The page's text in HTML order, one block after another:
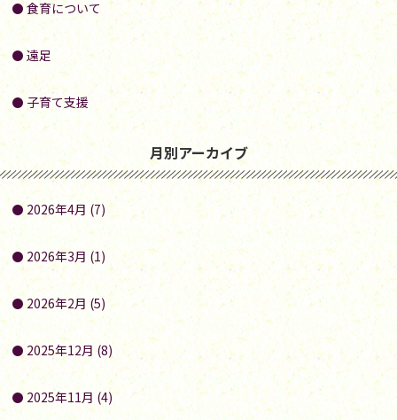
食育について
遠足
子育て支援
月別アーカイブ
2026年4月 (7)
2026年3月 (1)
2026年2月 (5)
2025年12月 (8)
2025年11月 (4)